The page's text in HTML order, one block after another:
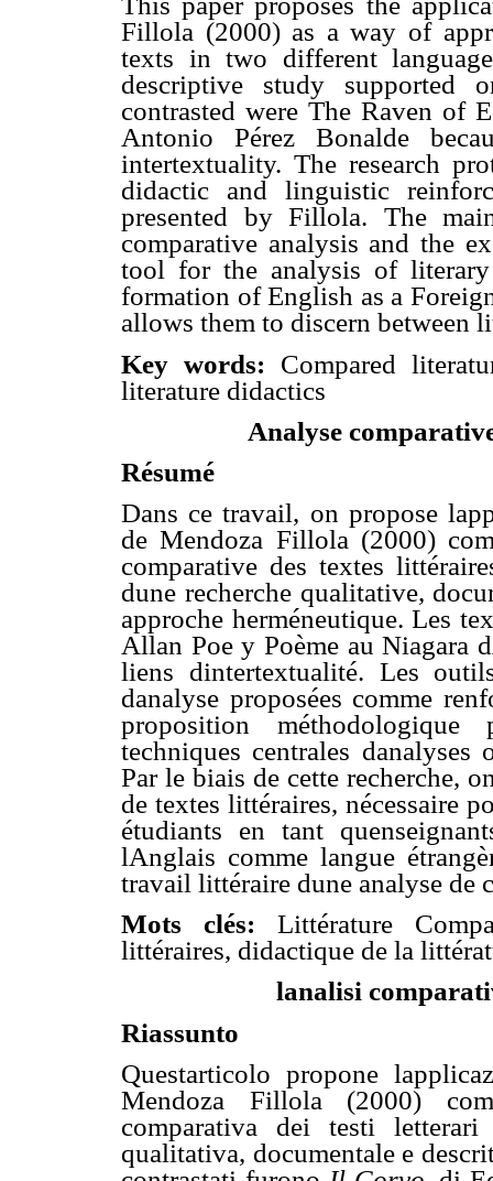
Fillola (2000) as a way of
texts in two different
descriptive study supported
contrasted were The Raven of
Antonio Pérez Bonalde
intertextuality. The research
didactic and linguistic
presented by Fillola. The
comparative analysis and the
tool for the analysis of literary
formation of English as a
allows them to discern between
Key words: Compared
literature didactics
Analyse
Résumé
Dans ce travail, on propose
de Mendoza Fillola (2000)
comparative des textes
dune recherche qualitative,
approche herméneutique. Les
Allan Poe y Poème au Niagara
liens dintertextualité. Les
danalyse proposées comme
proposition
techniques centrales danalyses
Par le biais de cette recherche,
de textes littéraires, nécessaire
étudiants en tant
lAnglais comme langue
travail littéraire dune analyse de
Mots clés: Littérature
littéraires, didactique de la
lanalisi
Riassunto
Questarticolo propone
Mendoza Fillola (2000)
comparativa dei testi
qualitativa, documentale e